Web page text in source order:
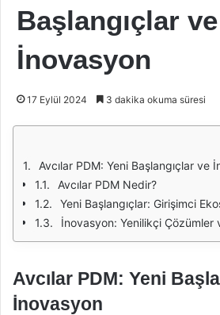
Başlangıçlar ve
İnovasyon
17 Eylül 2024 3 dakika okuma süresi
Avcılar PDM: Yeni Başlangıçlar ve
Avcılar PDM Nedir?
Yeni Başlangıçlar: Girişimci
İnovasyon: Yenilikçi Çözümler
Avcılar PDM: Yeni
İnovasyon